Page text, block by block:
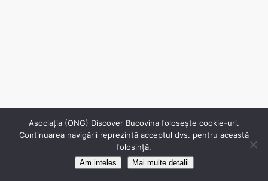
© 2026 Discover Bucovina. Toate drepturile sunt rezervate.
Asociația (ONG) Discover Bucovina folosește cookie-uri.
Continuarea navigării reprezintă acceptul dvs. pentru această
folosință.
Am inteles Mai multe detalii